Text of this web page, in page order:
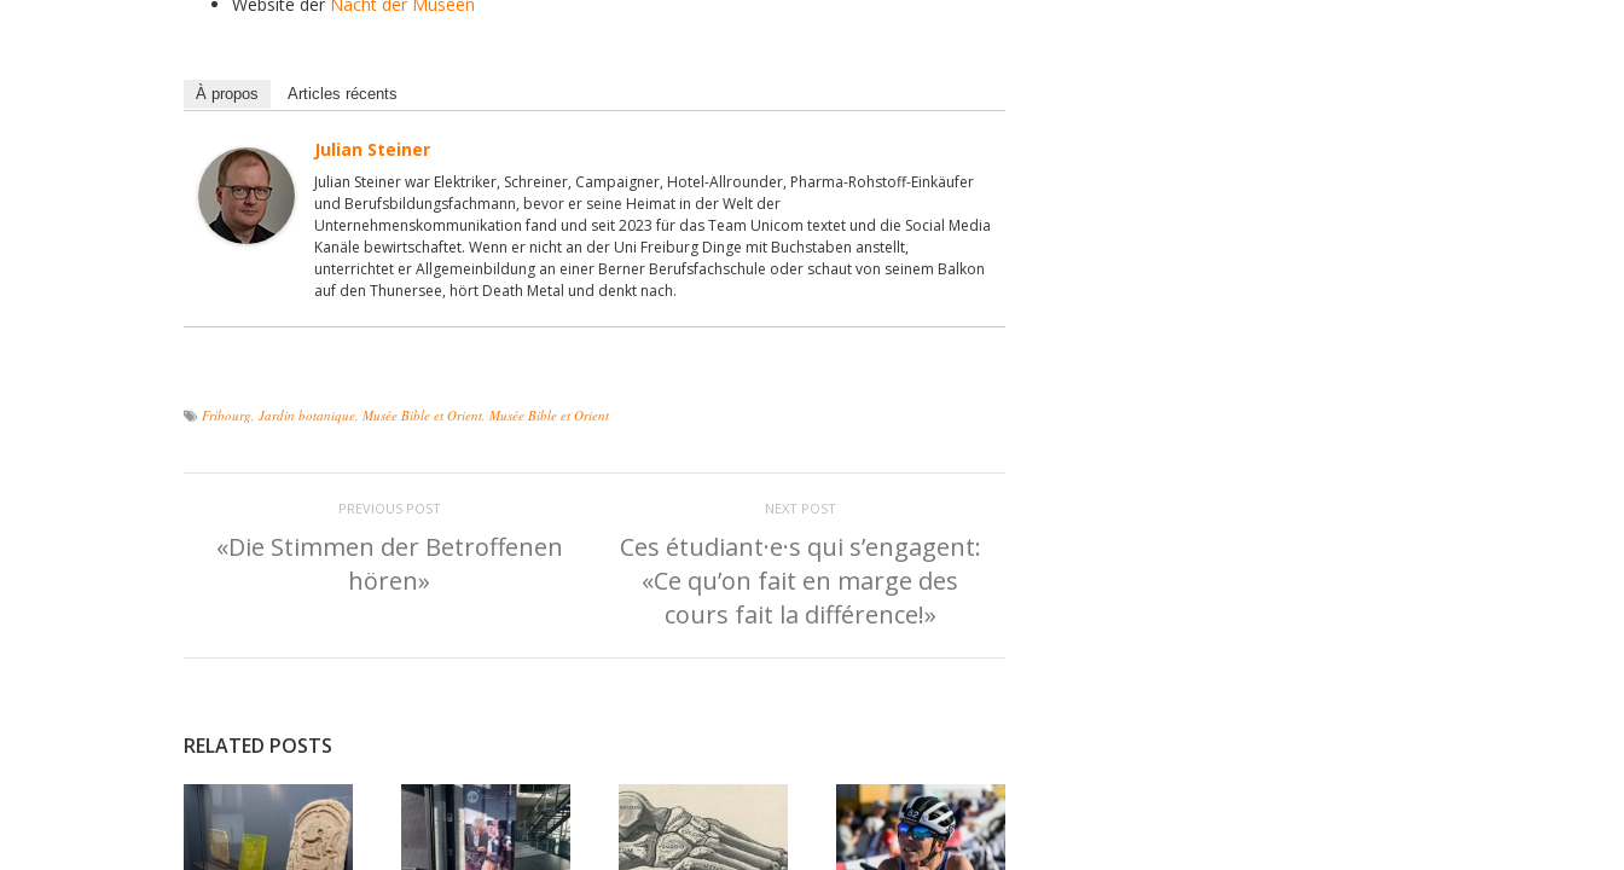
Website der Nacht der Museen
À propos Articles récents
Julian Steiner
Julian Steiner war Elektriker, Schreiner, Campaigner, Hotel-Allrounder, Pharma-Rohstoff-Einkäufer
und Berufsbildungsfachmann, bevor er seine Heimat in der Welt der
Unternehmenskommunikation fand und seit 2023 für das Team Unicom textet und die Social Media
Kanäle bewirtschaftet. Wenn er nicht an der Uni Freiburg Dinge mit Buchstaben anstellt,
unterrichtet er Allgemeinbildung an einer Berner Berufsfachschule oder schaut von seinem Balkon
auf den Thunersee, hört Death Metal und denkt nach.
Fribourg, Jardin botanique, Musée Bible et Orient, Musée Bible et Orient
PREVIOUS POST
«Die Stimmen der Betroffenen
hören»
NEXT POST
Ces étudiant·e·s qui s’engagent:
«Ce qu’on fait en marge des
cours fait la différence!»
RELATED POSTS